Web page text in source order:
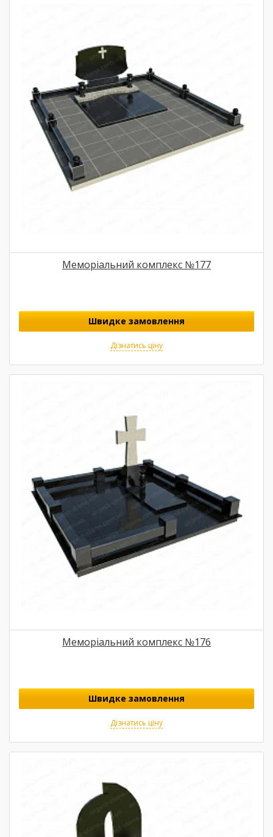
Меморіальний комплекс №177
Швидке замовлення
Дізнатись ціну
Меморіальний комплекс №176
Швидке замовлення
Дізнатись ціну